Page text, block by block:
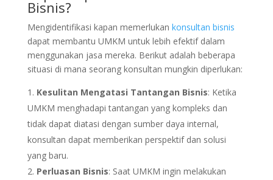
Bisnis?
Mengidentifikasi kapan memerlukan konsultan bisnis
dapat membantu UMKM untuk lebih efektif dalam
menggunakan jasa mereka. Berikut adalah beberapa
situasi di mana seorang konsultan mungkin diperlukan:
Kesulitan Mengatasi Tantangan Bisnis: Ketika
UMKM menghadapi tantangan yang kompleks dan
tidak dapat diatasi dengan sumber daya internal,
konsultan dapat memberikan perspektif dan solusi
yang baru.
Perluasan Bisnis: Saat UMKM ingin melakukan